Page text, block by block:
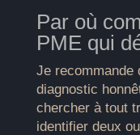
Par où
PME qui
Je recommande
diagnostic
chercher à tout
identifier deux